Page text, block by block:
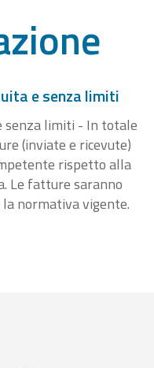
e senza limiti
senza limiti - In totale
(inviate e ricevute)
rispetto alla
Le fatture saranno
normativa vigente.